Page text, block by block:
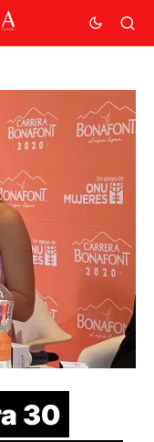
30